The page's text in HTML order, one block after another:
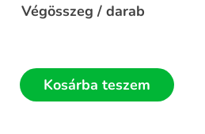
Végösszeg / darab
Kosárba teszem